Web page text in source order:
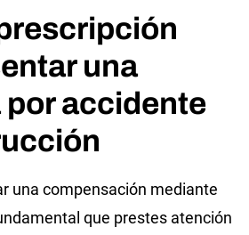
una
por accidente
una compensación mediante
que prestes atención